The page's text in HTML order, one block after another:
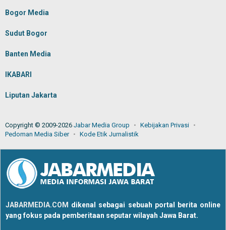
Bogor Media
Sudut Bogor
Banten Media
IKABARI
Liputan Jakarta
Copyright © 2009-2026 Jabar Media Group
Kebijakan Privasi
Pedoman Media Siber
Kode Etik Jurnalistik
JABARMEDIA.COM dikenal sebagai sebuah portal berita online
yang fokus pada pemberitaan seputar wilayah Jawa Barat.